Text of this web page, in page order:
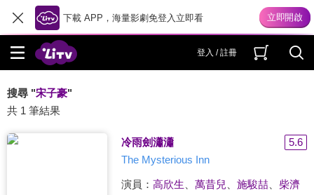
下載 APP，海量影劇免登入立即看
登入 / 註冊
搜尋 "宋子豪"
共 1 筆結果
冷雨劍瀟瀟
5.6
The Mysterious Inn
演員： 高欣生 萬昔兒 施駿喆
柴濟